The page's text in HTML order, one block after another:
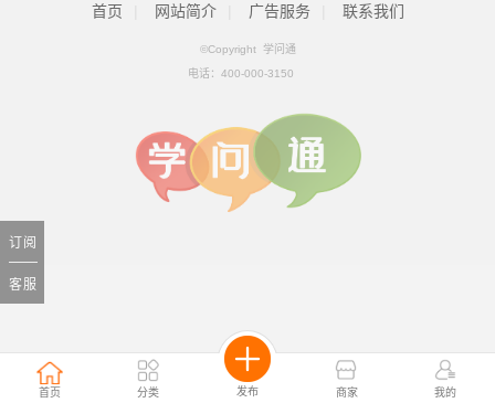
首页 分类 发布 商家 我的
订阅
客服
首页 网站简介 广告服务 联系我们
©Copyright 学问通
电话： 400-000-3150